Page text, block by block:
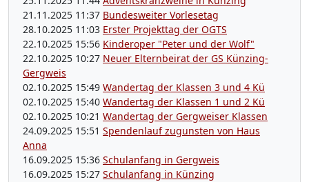
21.11.2025 11:37 Bundesweiter Vorlesetag
28.10.2025 11:03 Erster Projekttag der OGTS
22.10.2025 15:56 Kinderoper "Peter und der Wolf"
22.10.2025 10:27 Neuer Elternbeirat der GS Künzing-
Gergweis
02.10.2025 15:49 Wandertag der Klassen 3 und 4 Kü
02.10.2025 15:40 Wandertag der Klassen 1 und 2 Kü
02.10.2025 10:21 Wandertag der Gergweiser Klassen
24.09.2025 15:51 Spendenlauf zugunsten von Haus
Anna
16.09.2025 15:36 Schulanfang in Gergweis
16.09.2025 15:27 Schulanfang in Künzing